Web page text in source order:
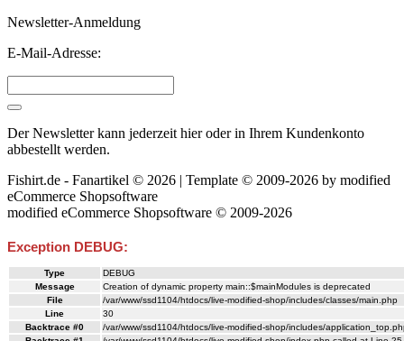
Newsletter-Anmeldung
E-Mail-Adresse:
Der Newsletter kann jederzeit hier oder in Ihrem Kundenkonto
abbestellt werden.
Fishirt.de - Fanartikel © 2026 | Template © 2009-2026 by modified
eCommerce Shopsoftware
modified eCommerce Shopsoftware © 2009-2026
Exception DEBUG:
Type
DEBUG
Message
Creation of dynamic property main::$mainModules is deprecated
File
/var/www/ssd1104/htdocs/live-modified-shop/includes/classes/main.php
Line
30
Backtrace #0
/var/www/ssd1104/htdocs/live-modified-shop/includes/